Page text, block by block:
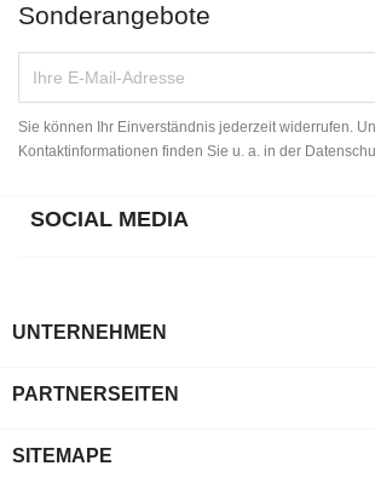
Sonderangebote
Sie können Ihr Einverständnis jederzeit widerrufen.
Kontaktinformationen finden Sie u. a. in der
SOCIAL MEDIA
UNTERNEHMEN
PARTNERSEITEN
SITEMAPE